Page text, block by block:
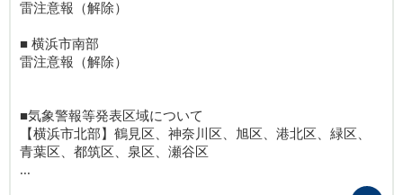
雷注意報（解除）
■ 横浜市南部
雷注意報（解除）
■気象警報等発表区域について
【横浜市北部】鶴見区、神奈川区、旭区、港北区、緑区、
青葉区、都筑区、泉区、瀬谷区
...